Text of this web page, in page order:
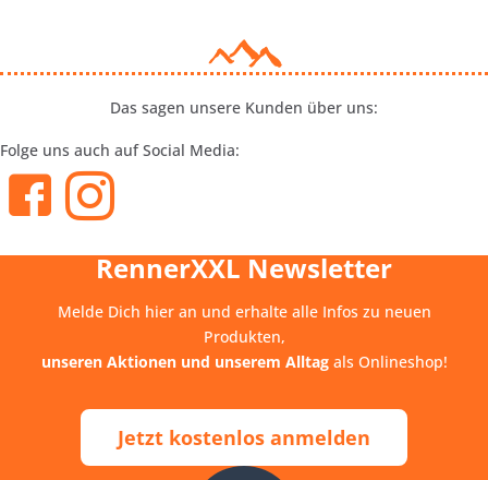
Das sagen unsere Kunden über uns:
Folge uns auch auf Social Media:
RennerXXL Newsletter
Melde Dich hier an und erhalte alle Infos zu neuen
Produkten,
unseren Aktionen und unserem Alltagals Onlineshop!
Jetzt kostenlos anmelden